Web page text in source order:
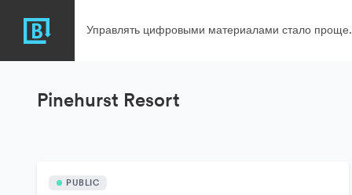
Управлять цифровыми материалами стало проще.
Pinehurst Resort
PUBLIC